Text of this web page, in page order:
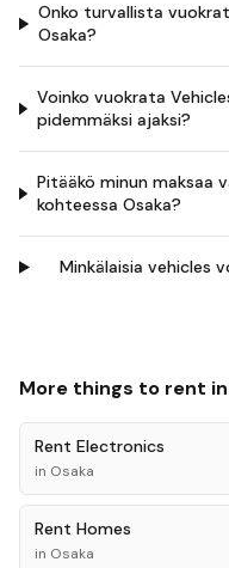
Onko turvallista
Osaka?
Voinko vuokrata
pidemmäksi ajaksi?
Pitääkö minun maksaa
kohteessa Osaka?
Minkälaisia vehicles
More things to rent in
Rent Electronics
in Osaka
Rent Homes
in Osaka